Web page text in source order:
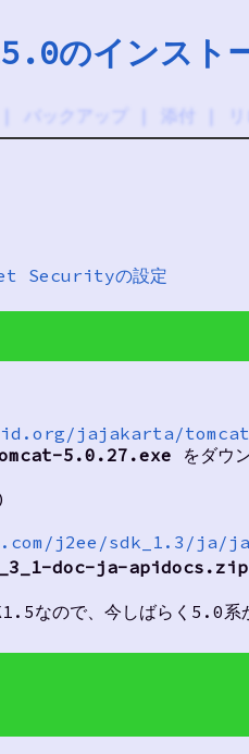
のインスト
バックアップ 添付
Securityの設定
jajakarta/
5.0.27.exe をダウ
j2ee/sdk_1.3/ja/
doc-ja-apidocs.zip
なので、今しばらく5.0系